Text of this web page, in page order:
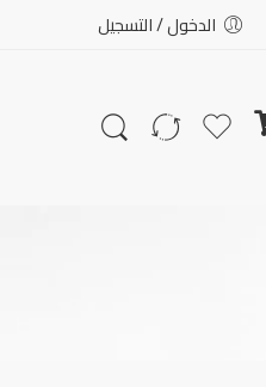
الدخول / التسجيل